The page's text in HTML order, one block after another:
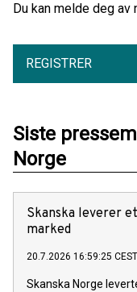
Du kan melde deg av
REGISTRER
Siste
Norge
Skanska leverer
marked
20.7.2026 16:59:25 CEST
Skanska Norge